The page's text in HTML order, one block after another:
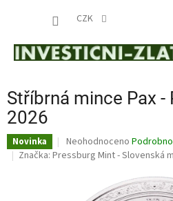
CZK
Stříbrná mince Pax -
2026
Novinka
Průměrné
hodnocení
Neohodnoceno
Značka: Pressburg Mint - Slovenská